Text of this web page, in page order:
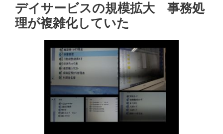
デイサービスの規模拡大 事務処
理が複雑化していた